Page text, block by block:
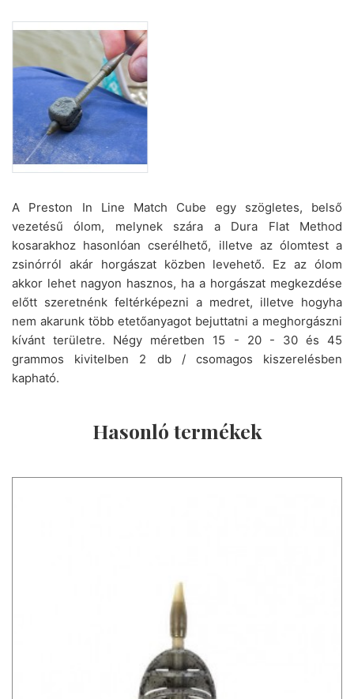
A Preston In Line Match Cube egy szögletes, belső
vezetésű ólom, melynek szára a Dura Flat Method
kosarakhoz hasonlóan cserélhető, illetve az ólomtest a
zsinórról akár horgászat közben levehető. Ez az ólom
akkor lehet nagyon hasznos, ha a horgászat megkezdése
előtt szeretnénk feltérképezni a medret, illetve hogyha
nem akarunk több etetőanyagot bejuttatni a meghorgászni
kívánt területre. Négy méretben 15 - 20 - 30 és 45
grammos kivitelben 2 db / csomagos kiszerelésben
kapható.
Hasonló termékek